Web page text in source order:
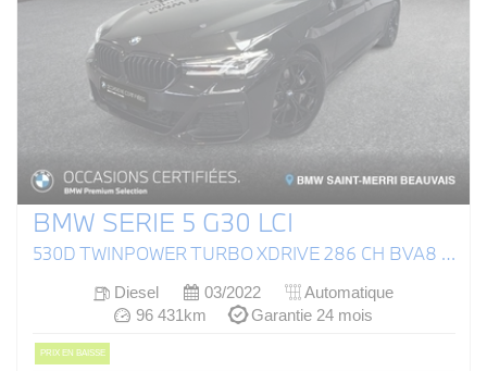
BMW SERIE 5 G30 LCI
530D TWINPOWER TURBO XDRIVE 286 CH BVA8 M SPORT
Diesel 03/2022
Automatique
96 431km
Garantie 24 mois
PRIX EN BAISSE